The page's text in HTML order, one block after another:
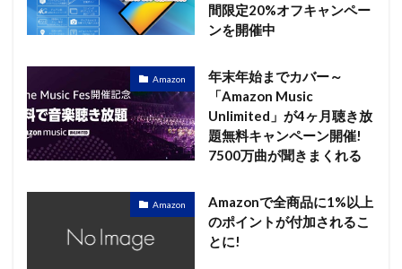
間限定20%オフキャンペー
ンを開催中
Amazon
年末年始までカバー～
「Amazon Music
Unlimited」が4ヶ月聴き放
題無料キャンペーン開催!
7500万曲が聞きまくれる
Amazon
Amazonで全商品に1%以上
のポイントが付加されるこ
とに!